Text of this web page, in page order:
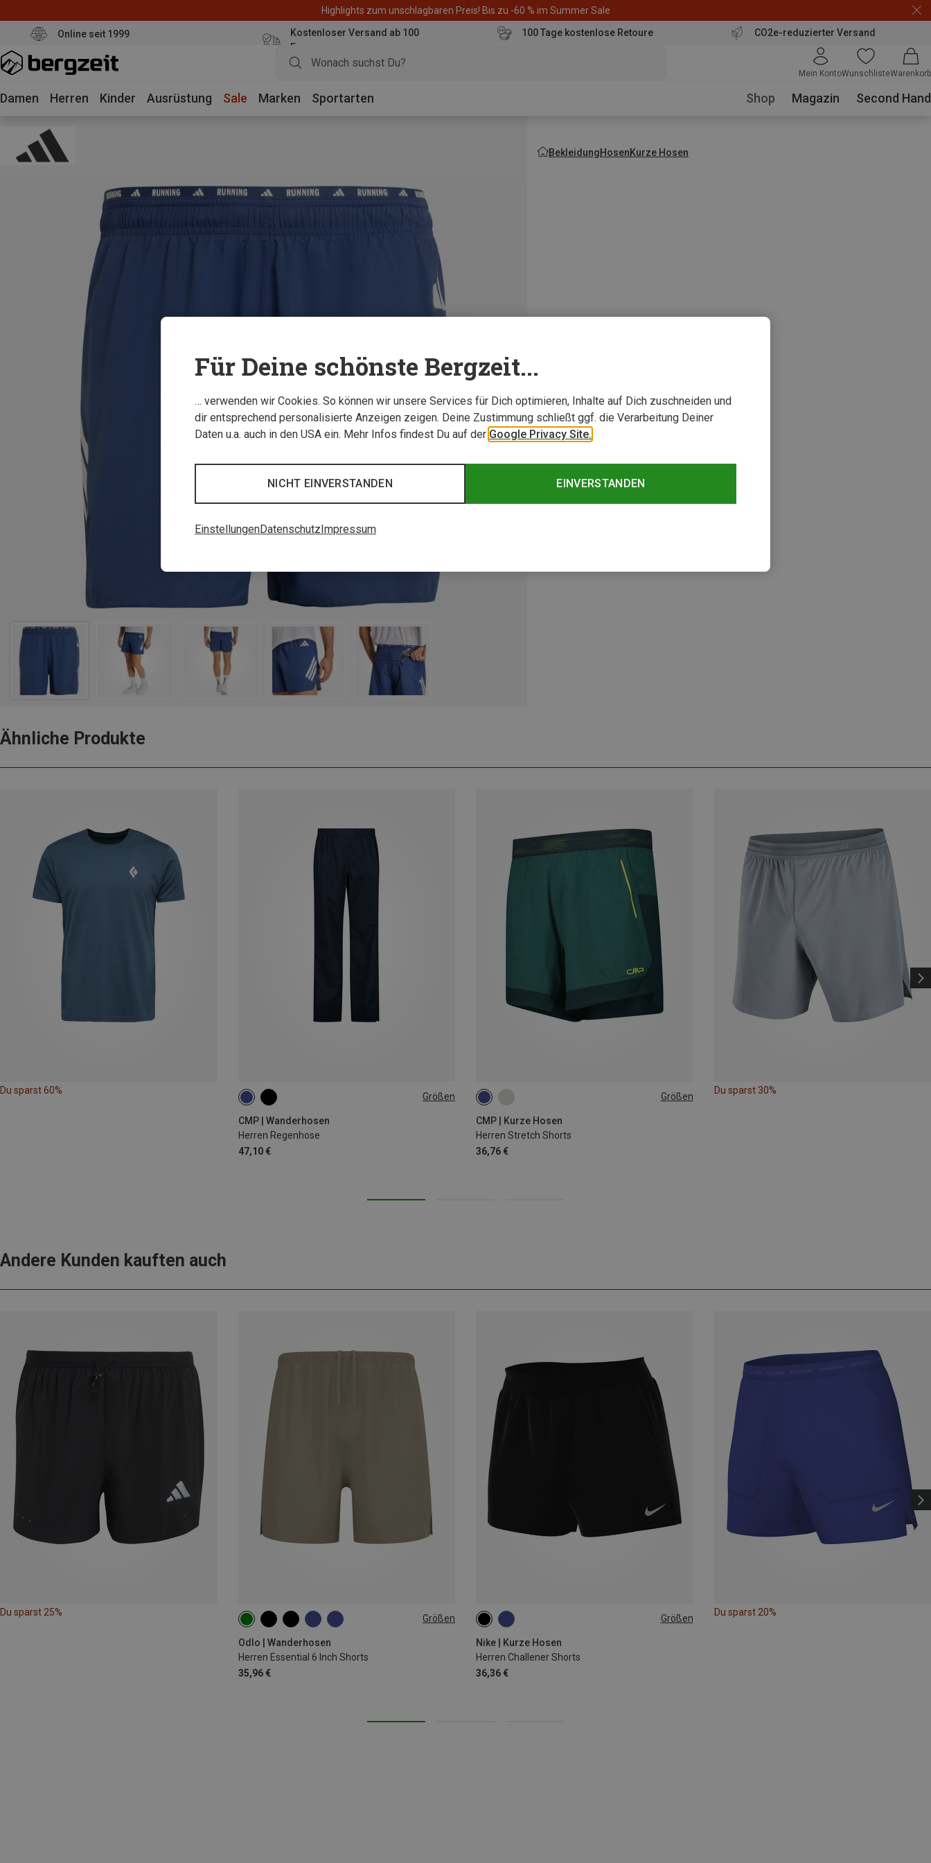
Highlights zum unschlagbaren Preis! Bis zu -60 % im Summer Sale
Online seit 1999
Kostenloser Versand ab 100
Euro
100 Tage kostenlose Retoure CO2e-reduzierter Versand
Mein KontoWunschlisteWarenkorb
Damen Herren Kinder Ausrüstung Sale Marken Sportarten Shop Magazin Second Hand
BekleidungHosenKurze Hosen
Ähnliche Produkte
Du sparst 60%
Größen
CMP | Wanderhosen
Herren Regenhose
47,10 €
Größen
CMP | Kurze Hosen
Herren Stretch Shorts
36,76 €
S XL
Du sparst 30%
Andere Kunden kauften auch
Du sparst 25%
Größen
Odlo | Wanderhosen
Herren Essential 6 Inch Shorts
35,96 €
M Größen
Nike | Kurze Hosen
Herren Challener Shorts
36,36 €
S
Du sparst 20%
Für Deine schönste Bergzeit...
… verwenden wir Cookies. So können wir unsere Services für Dich optimieren, Inhalte auf Dich zuschneiden und
dir entsprechend personalisierte Anzeigen zeigen. Deine Zustimmung schließt ggf. die Verarbeitung Deiner
Daten u.a. auch in den USA ein. Mehr Infos findest Du auf der Google Privacy Site.
EINVERSTANDEN
NICHT EINVERSTANDEN
EinstellungenDatenschutz Impressum